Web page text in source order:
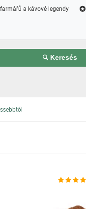
a kávové legendy
Keresés